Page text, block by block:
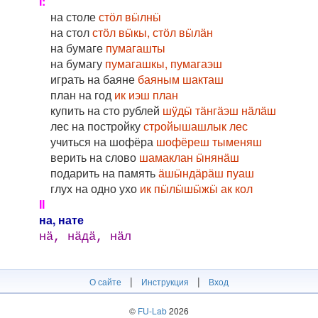
на столестӧл вӹлнӹ
на столстӧл вӹкы, стӧл вӹлӓн
на бумаге пумагашты
на бумагу пумагашкы, пумагаэш
играть на баяне баяным шакташ
план на год ик иэш план
купить на сто рублей шӱдӹ тӓнгӓэш нӓлӓш
лес на постройкустройышашлык лес
учиться на шофёра шофёреш тыменяш
верить на слово шамаклан ӹнянӓш
подарить на памятьӓшӹндӓрӓш пуаш
глух на одно ухо ик пӹлӹшӹжӹ ак кол
II
на, нате
нӓ, нӓдӓ, нӓл
О сайте | Инструкция | Вход
© FU-Lab2026